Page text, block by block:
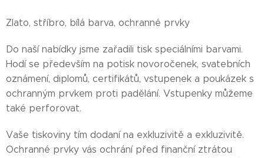
Zlato, stříbro, bílá barva, ochranné prvky
Do naší nabídky jsme zařadili tisk speciálními barvami.
Hodí se především na potisk novoročenek, svatebních
oznámení, diplomů, certifikátů, vstupenek a poukázek s
ochranným prvkem proti padělání. Vstupenky můžeme
také perforovat.
Vaše tiskoviny tím dodaní na exkluzivitě a exkluzivitě.
Ochranné prvky vás ochrání před finanční ztrátou